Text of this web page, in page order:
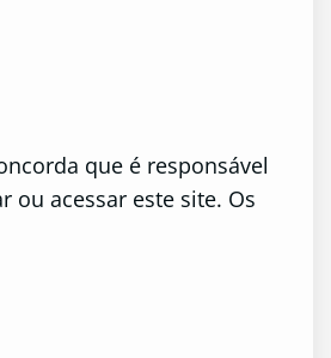
que é responsável
ou acessar este site. Os